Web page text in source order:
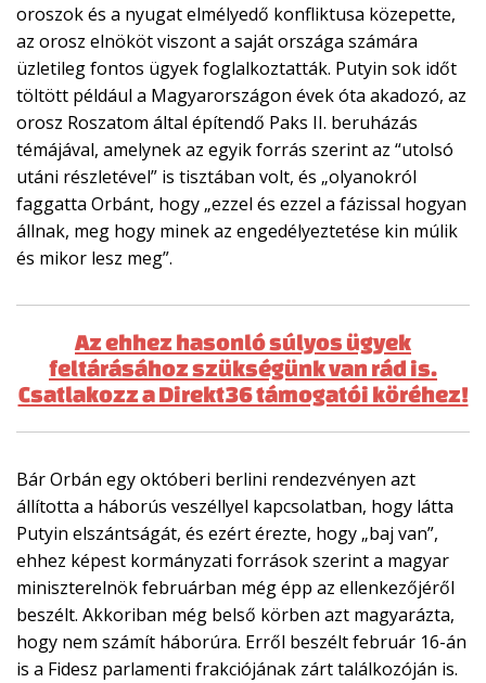
oroszok és a nyugat elmélyedő konfliktusa közepette,
az orosz elnököt viszont a saját országa számára
üzletileg fontos ügyek foglalkoztatták. Putyin sok időt
töltött például a Magyarországon évek óta akadozó, az
orosz Roszatom által építendő Paks II. beruházás
témájával, amelynek az egyik forrás szerint az “utolsó
utáni részletével” is tisztában volt, és „olyanokról
faggatta Orbánt, hogy „ezzel és ezzel a fázissal hogyan
állnak, meg hogy minek az engedélyeztetése kin múlik
és mikor lesz meg”.
Az ehhez hasonló súlyos ügyek
feltárásához szükségünk van rád is.
Csatlakozz a Direkt36 támogatói köréhez!
Bár Orbán egy októberi berlini rendezvényen azt
állította a háborús veszéllyel kapcsolatban, hogy látta
Putyin elszántságát, és ezért érezte, hogy „baj van”,
ehhez képest kormányzati források szerint a magyar
miniszterelnök februárban még épp az ellenkezőjéről
beszélt. Akkoriban még belső körben azt magyarázta,
hogy nem számít háborúra. Erről beszélt február 16-án
is a Fidesz parlamenti frakciójának zárt találkozóján is.